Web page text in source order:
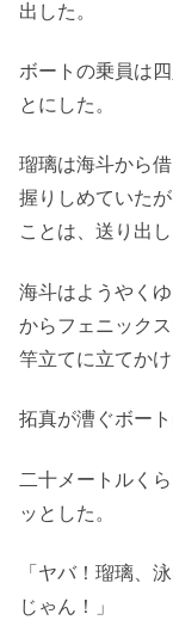
出した。
ボートの乗員は
とにした。
瑠璃は海斗から
握りしめていた
ことは、送り出
海斗はようやく
からフェニック
竿立てに立てかけ
拓真が漕ぐボー
二十メートルく
ッとした。
「ヤバ！瑠璃、
じゃん！」